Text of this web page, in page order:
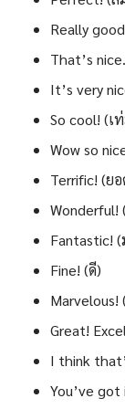
Really
That’s
It’s very
So cool! (เ
Wow so
Terrific! (ย
Wonderful!
Fantastic!
Fine! (ดี)
Marvelous!
Great!
I think
You’ve